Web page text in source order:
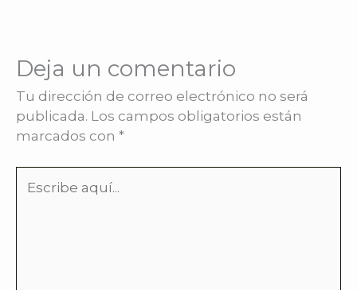
Deja un comentario
Tu dirección de correo electrónico no será
publicada. Los campos obligatorios están
marcados con *
aquí...